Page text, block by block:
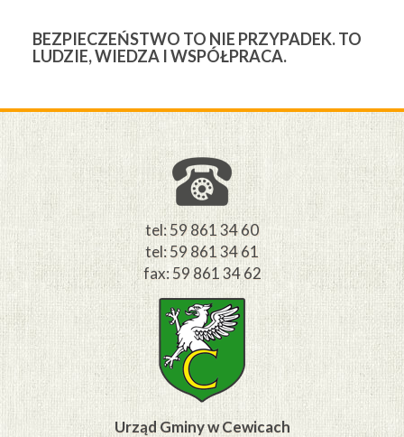
BEZPIECZEŃSTWO TO NIE PRZYPADEK. TO
LUDZIE, WIEDZA I WSPÓŁPRACA.
tel: 59 861 34 60
tel: 59 861 34 61
fax: 59 861 34 62
Urząd Gminy w Cewicach